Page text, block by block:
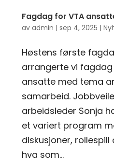
Fagdag for VTA
av admin | sep 4, 2025 |
Høstens første
arrangerte vi fagdag
ansatte med tema
samarbeid.
arbeidsleder Sonja
et variert program
diskusjoner,
hva som...